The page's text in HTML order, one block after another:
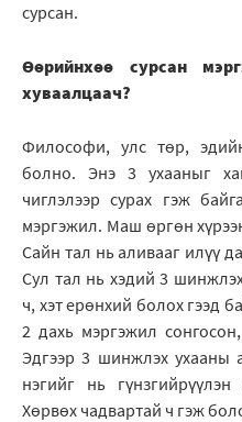
сурсан.
Өөрийнхөө сурсан
хуваалцаач?
Философи, улс төр,
болно. Энэ 3 ухааныг
чиглэлээр сурах гэж
мэргэжил. Маш өргөн
Сайн тал нь аливааг илүү
Сул тал нь хэдий 3
ч, хэт ерөнхий болох гээд
2 дахь мэргэжил
Эдгээр 3 шинжлэх ухааны
нэгийг нь
Хөрвөх чадвартай ч гэж